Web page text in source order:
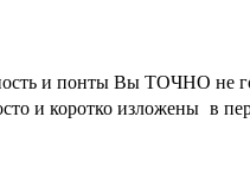
и понты Вы ТОЧНО не
и коротко изложены в